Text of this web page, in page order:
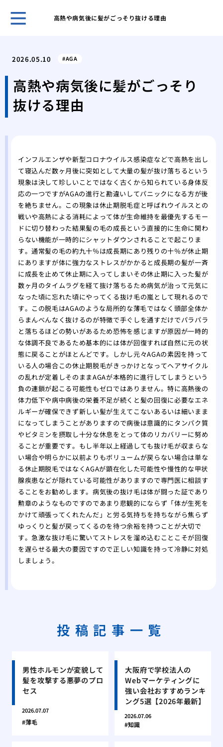
高熱や病気後に髪がごっそり抜ける理由
女
基本
月1
用
抜
味
2026.05.10 AGA
高熱や病気後に髪がごっそり
抜ける理由
インフルエンザや新型コロナウイルス感染症などで高熱を出し
て寝込んだ数ヶ月後に突如として大量の髪が抜け落ちるという
現象は決して珍しいことではなく古くから知られている身体反
応の一つですがAGAの進行と勘違いしてパニックになる方が後
を絶ちません。この現象は休止期脱毛症と呼ばれウイルスとの
戦いや高熱による消耗によって体が生命維持を最優先するモー
ドに切り替わった結果髪の毛の成長という直接的に生命に関わ
らない機能が一時的にシャットダウンされることで起こりま
す。通常髪の毛の約九十％は成長期にあり残りの十％が休止期
にありますが体に強力なストレスがかかると成長期の髪が一斉
に成長を止めて休止期に入ってしまいその休止期に入った髪が
数ヶ月のタイムラグを経て抜け落ちるため病気が治って元気に
なった頃に忘れた頃にやってくる抜け毛の嵐として現れるので
す。この脱毛はAGAのような局所的な薄毛ではなく頭部全体か
らまんべんなく抜けるのが特徴で手ぐしを通すだけでパラパラ
と落ちるほどの勢いがあるため恐怖を感じますが原因が一時的
な体調不良であるため基本的には体が回復すれば自然に元の状
態に戻ることがほとんどです。しかし元々AGAの素因を持って
いる人の場合この休止期脱毛がきっかけとなってヘアサイクル
の乱れが定着しそのままAGAが本格的に進行してしまうという
負の連鎖が起こる可能性もゼロではありません。特に高熱後の
体力低下や病中病後の栄養不足が続くと髪の回復に必要なエネ
ルギーが確保できず新しい髪が生えてこないあるいは細いまま
になってしまうことがありますので病後は意識的にタンパク質
やビタミンを摂取し十分な休息をとって体のリカバリーに努め
ることが重要です。もし半年以上経過しても抜け毛が収まらな
い場合や明らかに以前よりもボリュームが戻らない場合は単な
る休止期脱毛ではなくAGAが顕在化した可能性や慢性的な甲状
腺疾患などが隠れている可能性がありますので専門医に相談す
ることをお勧めします。病気後の抜け毛は体が闘った証であり
勲章のようなものですのであまり悲観的にならず「体が生死を
かけて頑張ってくれたんだ」と労る気持ちを持ちながら焦らず
ゆっくりと髪が戻ってくるのを待つ余裕を持つことが大切で
す。急激な抜け毛に驚いてストレスを溜め込むことこそが回復
を遅らせる最大の要因ですので正しい知識を持って冷静に対処
しましょう。
投稿記事一覧
男性ホルモンが変貌して
髪を攻撃する悪夢のプロ
セス
2026.07.07
薄毛
大阪府で学校法人の
Webマーケティングに
強い会社おすすめランキ
ング5選【2026年最新】
2026.07.06
知識